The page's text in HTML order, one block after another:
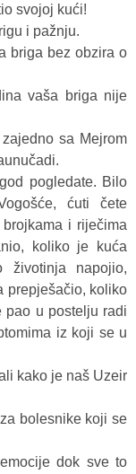
svojoj kući!
i pažnju.
briga bez obzira o
vaša briga nije
sa Mejrom
pogledate. Bilo
ćuti čete
i riječima
koliko je kuća
životinja napojio,
prepješačio, koliko
pao u postelju radi
iz koji se u
kako je naš Uzeir
bolesnike koji se
dok sve to